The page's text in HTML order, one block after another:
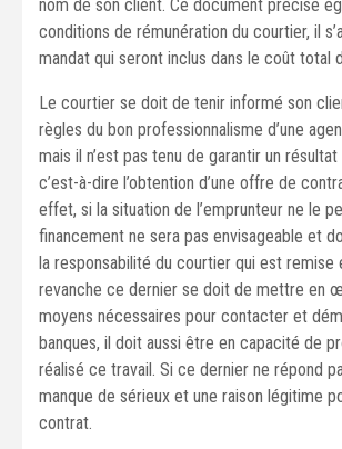
nom de son client. Ce document précise
conditions de rémunération du courtier, il
mandat qui seront inclus dans le coût total
Le courtier se doit de tenir informé son
règles du bon professionnalisme d’une
mais il n’est pas tenu de garantir un
c’est-à-dire l’obtention d’une offre de
effet, si la situation de l’emprunteur ne le
financement ne sera pas envisageable et
la responsabilité du courtier qui est remise
revanche ce dernier se doit de mettre en
moyens nécessaires pour contacter et
banques, il doit aussi être en capacité de
réalisé ce travail. Si ce dernier ne répond
manque de sérieux et une raison légitime
contrat.